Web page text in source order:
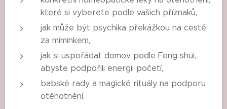
které si vyberete podle vašich příznaků,
jak může být psychika překážkou na cestě
za miminkem,
jak si uspořádat domov podle Feng shui,
abyste podpořili energii početí,
babské rady a magické rituály na podporu
otěhotnění.